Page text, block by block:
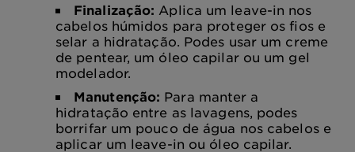
Finalização: Aplica um leave-in nos
cabelos húmidos para proteger os fios e
selar a hidratação. Podes usar um creme
de pentear, um óleo capilar ou um gel
modelador.
Manutenção: Para manter a
hidratação entre as lavagens, podes
borrifar um pouco de água nos cabelos e
aplicar um leave-in ou óleo capilar.